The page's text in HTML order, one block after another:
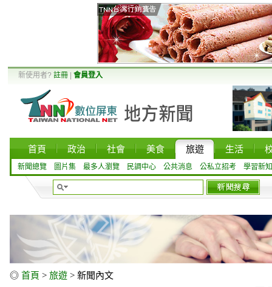
新使用者? 註冊 會員登入
首頁 政治 社會 美食 旅遊 生活
新聞總覽 圖片集 最多人瀏覽 民調中心 公共消息 公私立招考 學習新知
◎ 首頁 > 旅遊 > 新聞內文